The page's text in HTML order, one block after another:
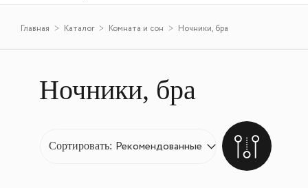
Главная Каталог Комната и сон Ночники, бра
Ночники, бра
Сортировать: